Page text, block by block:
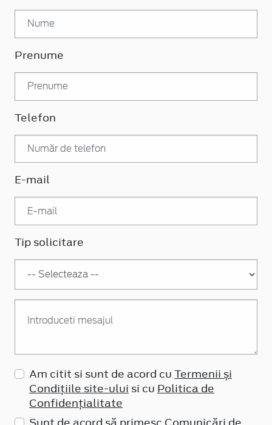
Prenume
Telefon
E-mail
Tip solicitare
Am citit si sunt de acord cu Termenii și
Condițiile site-ului si cu Politica de
Confidențialitate